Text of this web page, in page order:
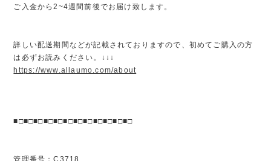
ご入金から2~4週間前後でお届け致します。
詳しい配送期間などが記載されておりますので、初めてご購入の方
は必ずお読みください。↓↓↓
https://www.allaumo.com/about
■□■□■□■□■□■□■□■□■□■□■□■□
管理番号：C3718